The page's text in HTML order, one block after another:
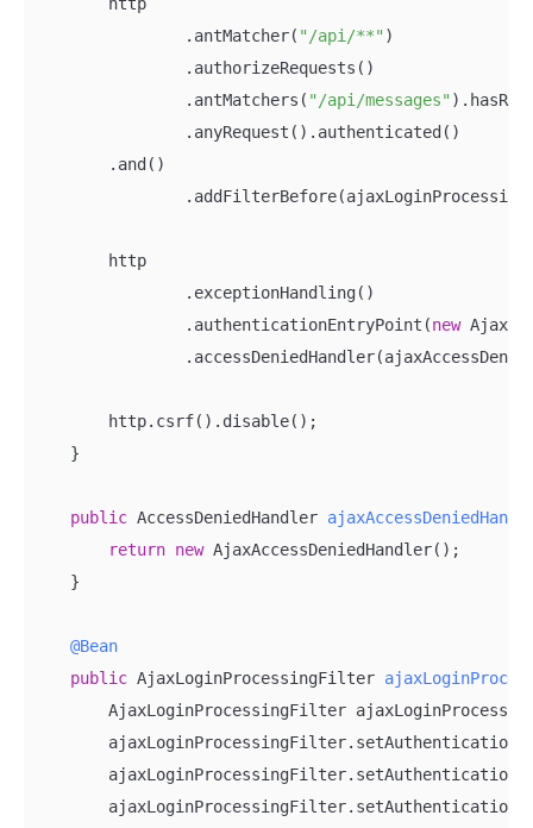
        http
                .antMatcher(
"/api/**" )
                .authorizeRequests()
                .antMatchers(
"/api/messages"
                .anyRequest().authenticated()
        .and()
        http
                .exceptionHandling()
                .authenticationEntryPoint(
new
        http.csrf().disable();
    }
public AccessDeniedHandler
return new AjaxAccessDeniedHandler();
    }
@Bean
public AjaxLoginProcessingFilter
AjaxLoginProcessingFilter